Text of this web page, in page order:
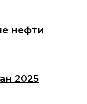
нефти
2025